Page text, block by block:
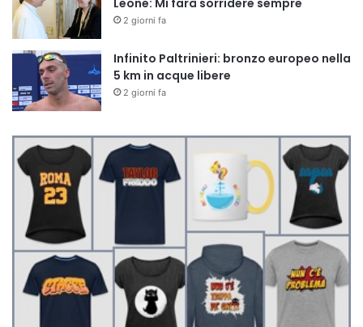
Leone: Mi farà sorridere sempre
2 giorni fa
Infinito Paltrinieri: bronzo europeo nella
5 km in acque libere
2 giorni fa